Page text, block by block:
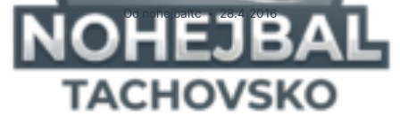
Od nohejbaltc 28.4.2016